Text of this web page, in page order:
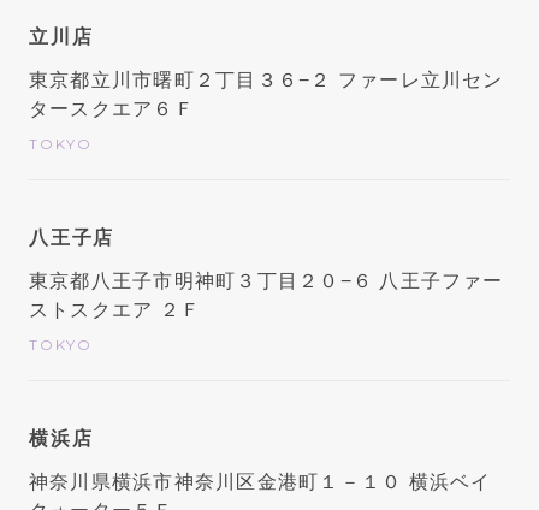
立川店
東京都立川市曙町２丁目３６−２ ファーレ立川セン
タースクエア６Ｆ
TOKYO
八王子店
東京都八王子市明神町３丁目２０−６ 八王子ファー
ストスクエア ２Ｆ
TOKYO
横浜店
神奈川県横浜市神奈川区金港町１－１０ 横浜ベイ